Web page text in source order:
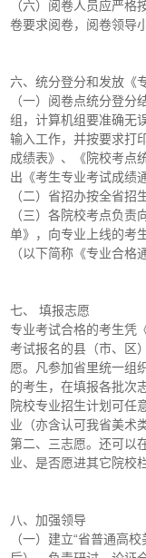
（六）阅卷人员应严
卷要求阅卷，阅卷领导
六、统分登分和发放《
（一）阅卷点统分登
组，计算机组要准确无
输入工作，并按要求打
成绩表》、《院校考点
出《考生专业考试成绩
（二）省招办按全省招
（三）各院校考点负
单》，向专业上线的考
（以下简称《专业合格
七、 填报志愿
专业考试合格的考生凭
考试报名的县（市、区
愿。凡参加省里统一组
的考生，在填报各批次
院校专业招生计划可任
业（亦含认可我省美术
第二、三志愿。还可以
业、是否愿进其它院校
八、加强领导
（一）建立“省普通高